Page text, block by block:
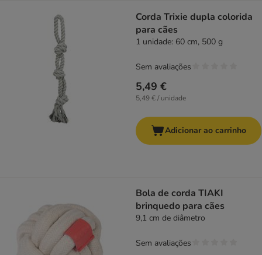
Corda Trixie dupla colorida
para cães
1 unidade: 60 cm, 500 g
5,49 €
5,49 € / unidade
Sem avaliações
Adicionar ao carrinho
Bola de corda TIAKI
brinquedo para cães
9,1 cm de diâmetro
Sem avaliações